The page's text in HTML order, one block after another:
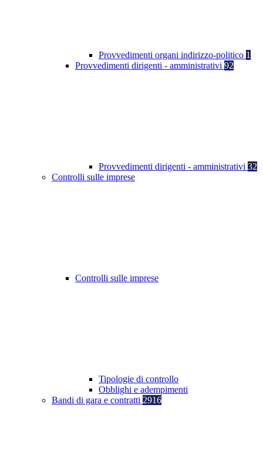
Provvedimenti organi indirizzo-politico 1
Provvedimenti dirigenti - amministrativi 92
Provvedimenti dirigenti - amministrativi 32
Controlli sulle imprese
Controlli sulle imprese
Tipologie di controllo
Obblighi e adempimenti
Bandi di gara e contratti 2916